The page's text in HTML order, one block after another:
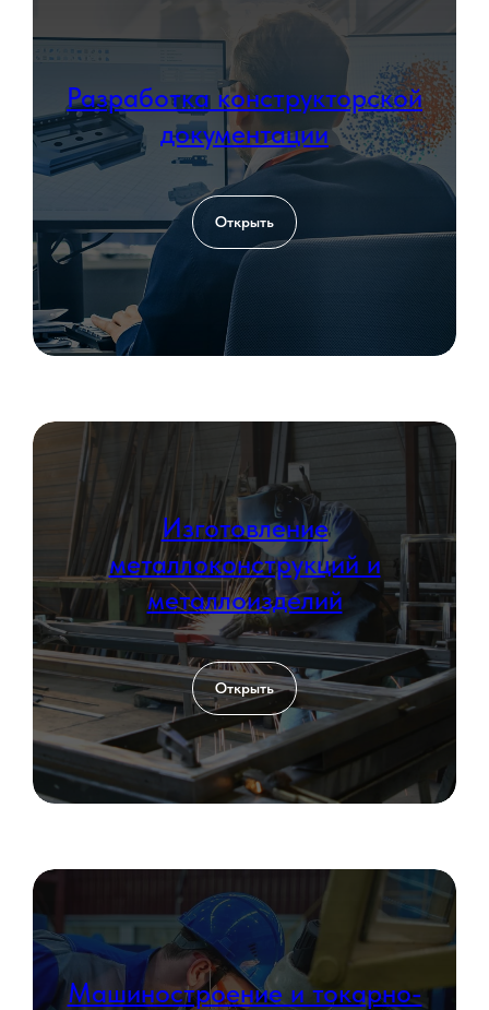
Разработка конструкторской
документации
Открыть
Изготовление
металлоконструкций и
металлоизделий
Открыть
Машиностроение и токарно-
предложение от вашего
поставщика и мы его перебьём
Введите номер
+7 999 000-00-00
Загрузить файл со сметой
Add file
Согласен с политикой
обработки
персональных данных
Оставить заявку
КОНТАКТЫ